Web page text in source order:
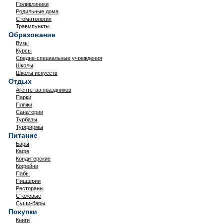
Поликлиники
Родильные дома
Стоматология
Травмпункты
Образование
Вузы
Курсы
Средне-специальные учреждения
Школы
Школы искусств
Отдых
Агентства праздников
Парки
Пляжи
Санатории
Турбазы
Турфирмы
Питание
Бары
Кафе
Кондитерские
Кофейни
Пабы
Пиццерии
Рестораны
Столовые
Суши-бары
Покупки
Книги